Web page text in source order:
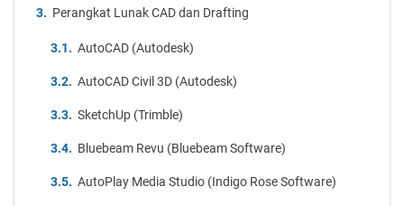
Perangkat Lunak CAD dan Drafting
AutoCAD (Autodesk)
AutoCAD Civil 3D (Autodesk)
SketchUp (Trimble)
Bluebeam Revu (Bluebeam Software)
AutoPlay Media Studio (Indigo Rose Software)